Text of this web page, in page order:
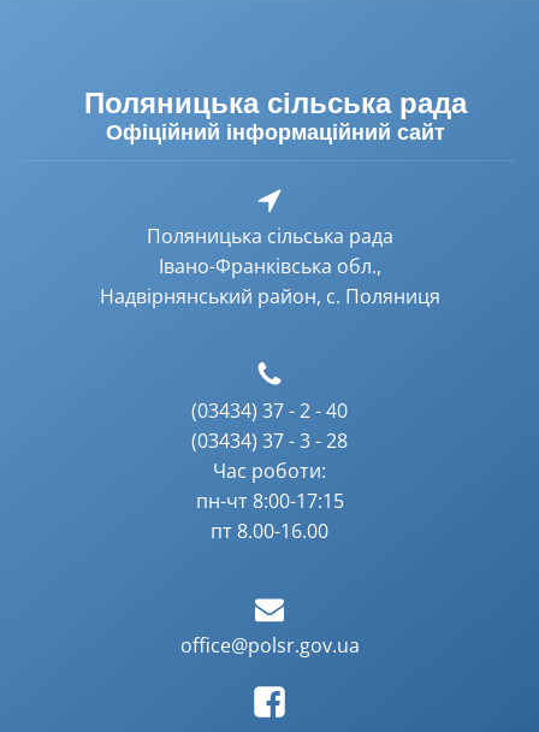
Поляницька сільська рада
Офіційний інформаційний сайт
Поляницька сільська рада
Івано-Франківська обл.,
Надвірнянський район, с. Поляниця
(03434) 37 - 2 - 40
(03434) 37 - 3 - 28
Час роботи:
пн-чт 8:00-17:15
пт 8.00-16.00
office@polsr.gov.ua